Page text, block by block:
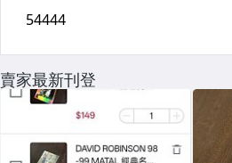
賣家最新刊登